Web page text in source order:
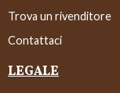
Trova un rivenditore
Contattaci
LEGALE